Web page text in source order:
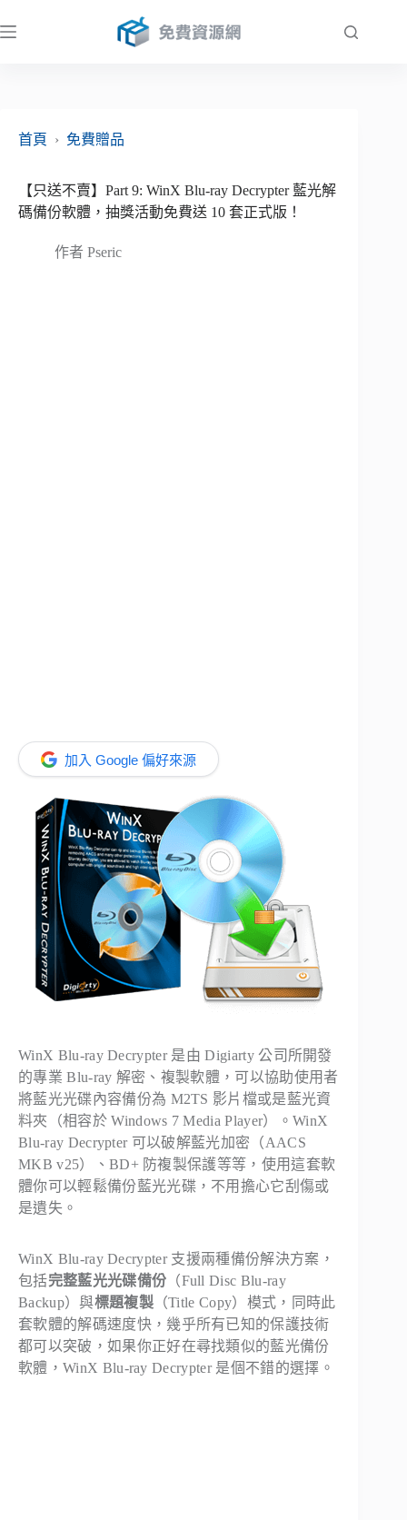
至
首頁
› 免費贈品
【只送不賣】Part 9: WinX Blu-ray Decrypter 藍光解
碼備份軟體，抽獎活動免費送 10 套正式版！
作者 Pseric
加入 Google 偏好來源
WinX Blu-ray Decrypter 是由 Digiarty 公司所開發
的專業 Blu-ray 解密、複製軟體，可以協助使用者
將藍光光碟內容備份為 M2TS 影片檔或是藍光資
料夾（相容於 Windows 7 Media Player）。WinX
Blu-ray Decrypter 可以破解藍光加密（AACS
MKB v25）、BD+ 防複製保護等等，使用這套軟
體你可以輕鬆備份藍光光碟，不用擔心它刮傷或
是遺失。
WinX Blu-ray Decrypter 支援兩種備份解決方案，
包括完整藍光光碟備份 （Full Disc Blu-ray
Backup）與標題複製（Title Copy）模式，同時此
套軟體的解碼速度快，幾乎所有已知的保護技術
都可以突破，如果你正好在尋找類似的藍光備份
軟體，WinX Blu-ray Decrypter 是個不錯的選擇。